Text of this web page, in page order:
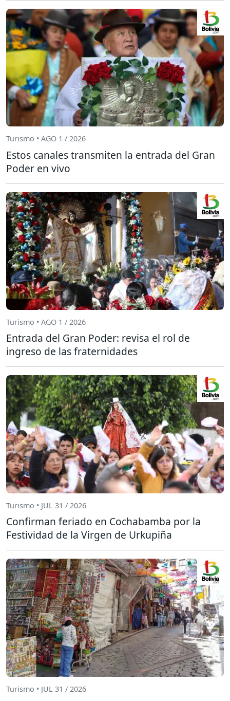
Turismo • AGO 1 / 2026
Estos canales transmiten la entrada del Gran
Poder en vivo
Turismo • AGO 1 / 2026
Entrada del Gran Poder: revisa el rol de
ingreso de las fraternidades
Turismo • JUL 31 / 2026
Confirman feriado en Cochabamba por la
Festividad de la Virgen de Urkupiña
Turismo • JUL 31 / 2026